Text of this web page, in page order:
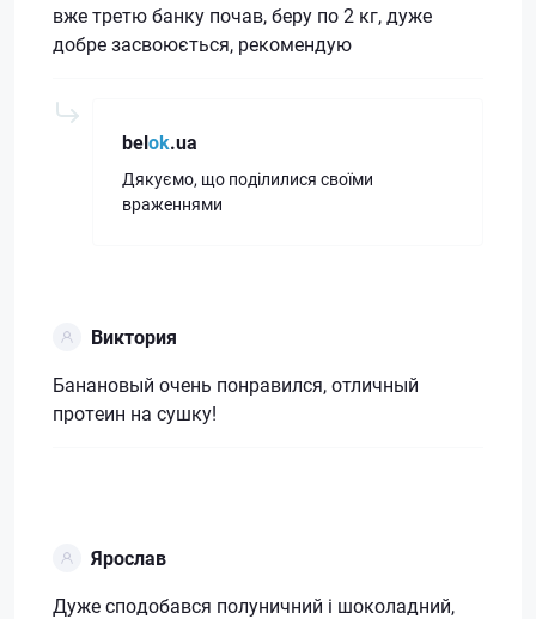
вже третю банку почав, беру по 2 кг, дуже
добре засвоюється, рекомендую
belok.ua
Дякуємо, що поділилися своїми
враженнями
Виктория
Банановый очень понравился, отличный
протеин на сушку!
Ярослав
Дуже сподобався полуничний і шоколадний,